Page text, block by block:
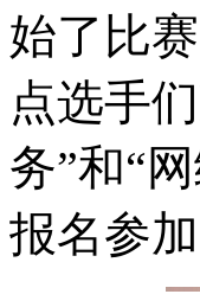
始了比
点选手
务”和“
报名参